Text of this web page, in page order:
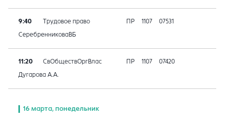
9:40 Трудовое право ПР 1107 07531
СеребренниковаВБ
11:20 СвОбществОргВлас ПР 1107 07420
Дугарова А.А.
16 марта, понедельник